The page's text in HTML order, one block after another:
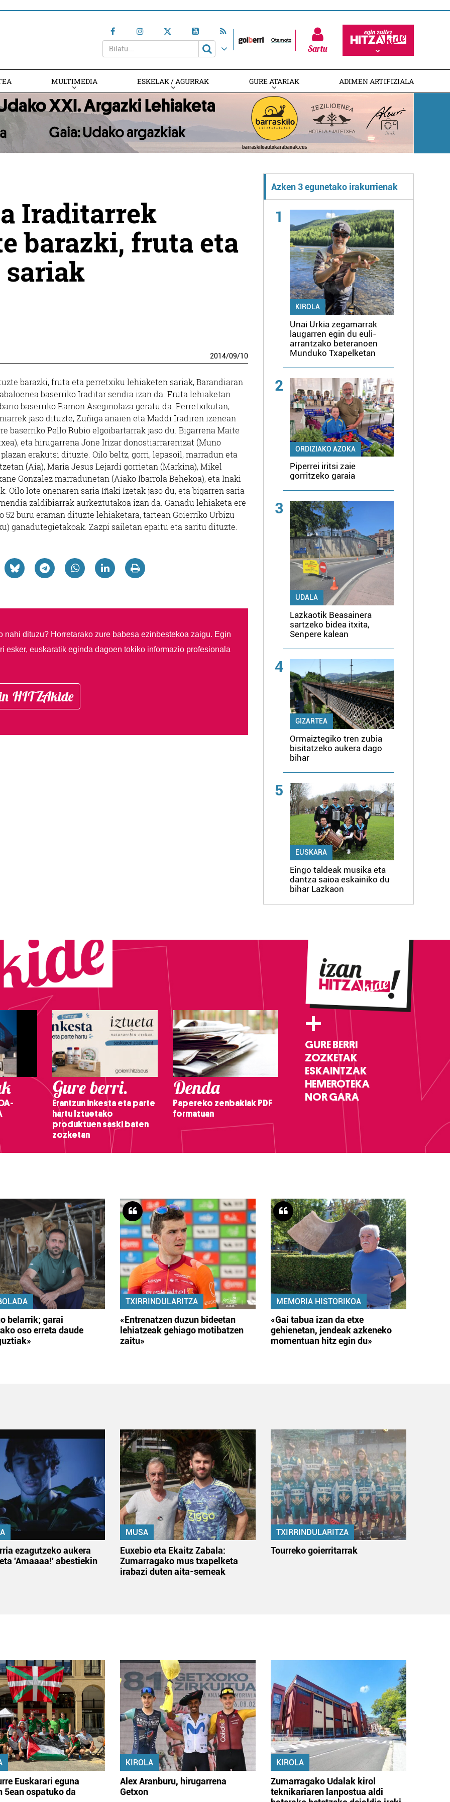
Sartu
MULTIMEDIA ESKELAK / AGURRAK GURE ATARIAK ADIMEN ARTIFIZIALA
Iraditarrek
barazki, fruta eta
2014/09/10
barazki, fruta eta perretxiku lehiaketen sariak, Barandiaran
baserriko Iraditar sendia izan da. Fruta lehiaketan
baserriko Ramon Aseginolaza geratu da. Perretxikutan,
jaso dituzte, Zuñiga anaien eta Maddi Iradiren izenean
baserriko Pello Rubio elgoibartarrak jaso du. Bigarrena Maite
eta hirugarrena Jone Irizar donostiarrarentzat (Muno
erakutsi dituzte. Oilo beltz, gorri, lepasoil, marradun eta
(Aia), Maria Jesus Lejardi gorrietan (Markina), Mikel
Gonzalez marradunetan (Aiako Ibarrola Behekoa), eta Inaki
Oilo lote onenaren saria Iñaki Izetak jaso du, eta bigarren saria
zaldibiarrak aurkeztutakoa izan da. Ganadu lehiaketa ere
52 buru eraman dituzte lehiaketara, tartean Goierriko Urbizu
ganadutegietakoak. Zazpi sailetan epaitu eta saritu dituzte.
nahi dituzu? Horretarako zure babesa ezinbestekoa zaigu. Egin
esker, euskaratik eginda dagoen tokiko informazio profesionala
HITZAkide
Azken 3 egunetako irakurrienak
1
KIROLA
Unai Urkia zegamarrak
laugarren egin du euli-
arrantzako beteranoen
Munduko Txapelketan
2
ORDIZIAKO AZOKA
Piperrei iritsi zaie
gorritzeko garaia
3
UDALA
Lazkaotik Beasainera
sartzeko bidea itxita,
Senpere kalean
4
GIZARTEA
Ormaiztegiko tren zubia
bisitatzeko aukera dago
bihar
5
EUSKARA
Eingo taldeak musika eta
dantza saioa eskainiko du
bihar Lazkaon
Gure berri.
Erantzun inkesta eta parte
hartu Iztuetako
produktuen saski baten
zozketan
Denda
Papereko zenbakiak PDF
formatuan
+
GURE BERRI
ZOZKETAK
ESKAINTZAK
HEMEROTEKA
NOR GARA
belarrik; garai
oso erreta daude
TXIRRINDULARITZA
«Entrenatzen duzun bideetan
lehiatzeak gehiago motibatzen
zaitu»
MEMORIA HISTORIKOA
«Gai tabua izan da etxe
gehienetan, jendeak azkeneko
momentuan hitz egin du»
ezagutzeko aukera
'Amaaaa!' abestiekin
MUSA
Euxebio eta Ekaitz Zabala:
Zumarragako mus txapelketa
irabazi duten aita-semeak
TXIRRINDULARITZA
Tourreko goierritarrak
Euskarari eguna
5ean ospatuko da
KIROLA
Alex Aranburu, hirugarrena
Getxon
KIROLA
Zumarragako Udalak kirol
teknikariaren lanpostua aldi